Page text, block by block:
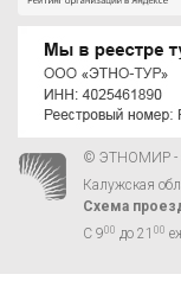
© ЭТНОМИР -
Калужская
Схема
С 900 до 21 00